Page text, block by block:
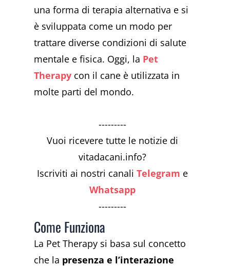
una forma di terapia alternativa e si
è sviluppata come un modo per
trattare diverse condizioni di salute
mentale e fisica. Oggi, la Pet
Therapy con il cane è utilizzata in
molte parti del mondo.
---------
Vuoi ricevere tutte le notizie di
vitadacani.info?
Iscriviti ai nostri canaliTelegram e
Whatsapp
---------
Come Funziona
La Pet Therapy si basa sul concetto
che la presenza e l’interazione